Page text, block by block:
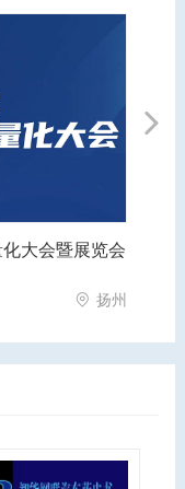
大会暨展览会
扬州
Next